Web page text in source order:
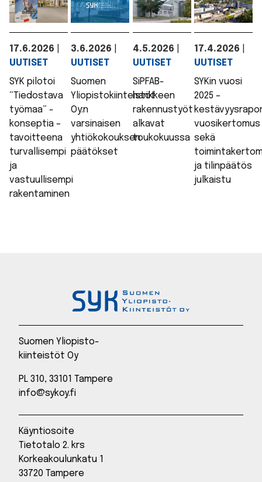
17.6.2026
UUTISET
SYK pilotoi
“Tiedostava
työmaa” -
konseptia –
tavoitteena
turvallisempi
ja
vastuullisempi
rakentaminen
3.6.2026
UUTISET
Suomen
Yliopistokiinteistöt
Oy:n
varsinaisen
yhtiökokouksen
päätökset
4.5.2026
UUTISET
SiPFAB-
hankkeen
rakennustyöt
alkavat
toukokuussa
17.4.2026
UUTISET
SYKin vuosi
2025 –
vuosikertomus
sekä
ja tilinpäätös
julkaistu
Suomen Yliopisto-
kiinteistöt Oy
PL 310, 33101 Tampere
info@sykoy.fi
Käyntiosoite
Tietotalo 2. krs
Korkeakoulunkatu 1
33720 Tampere